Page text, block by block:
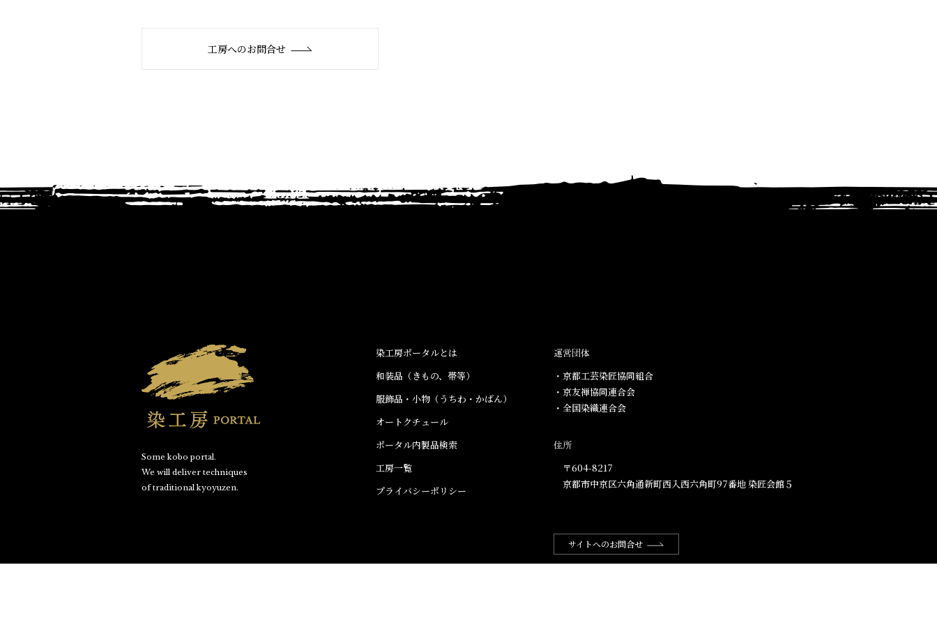
工房へのお問合せ
Some kobo portal.
We will deliver techniques
of traditional kyoyuzen.
染工房ポータルとは
和装品（きもの、帯等）​
服飾品・小物​（うちわ・かばん）
オートクチュール
ポータル内製品検索
工房一覧
プライバシーポリシー
運営団体
・京都工芸染匠協同組合​
・京友禅協同連合会
・全国染織連合会
住所
〒604-8217
京都市中京区六角通新町西入西六角町97番地​ 染匠会館５
サイトへのお問合せ